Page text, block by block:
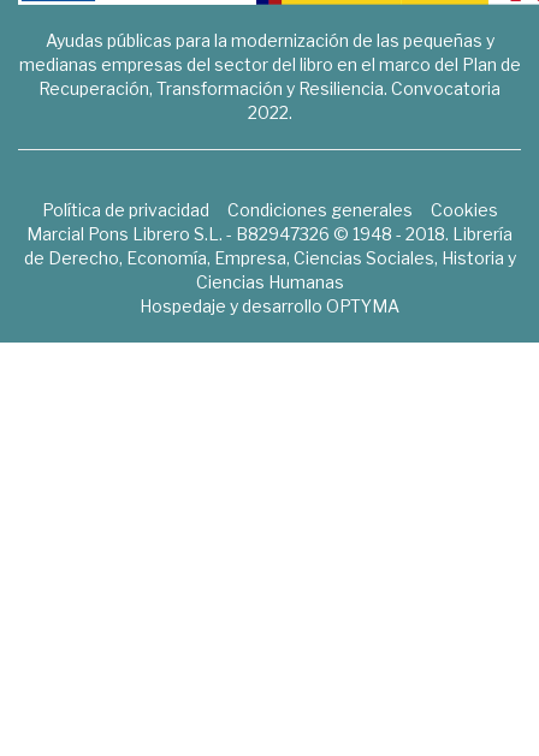
Ayudas públicas para la modernización de las pequeñas y
medianas empresas del sector del libro en el marco del Plan de
Recuperación, Transformación y Resiliencia. Convocatoria
2022.
Política de privacidad Condiciones generales
Cookies
Marcial Pons Librero S.L. - B82947326 © 1948 - 2018. Librería
de Derecho, Economía, Empresa, Ciencias Sociales, Historia y
Ciencias Humanas
Hospedaje y desarrollo OPTYMA